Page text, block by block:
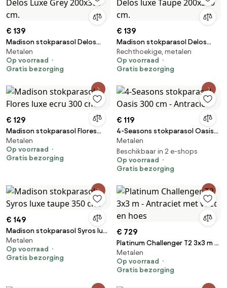
€ 139
Madison stokparasol Delos
Luxe Grey 200x300 cm.
Metalen
Op voorraad
Gratis bezorging
€ 139
Madison stokparasol Delos
luxe Taupe 200x300 cm.
Rechthoekige, metalen
Op voorraad
Gratis bezorging
€ 129
Madison stokparasol Flores
luxe ecru 300 cm.
Metalen
Op voorraad
Gratis bezorging
€ 119
4-Seasons stokparasol Oasis
300 cm - Antraciet
Metalen
Beschikbaar in 2 e-shops
Op voorraad
Gratis bezorging
€ 149
Madison stokparasol Syros luxe
taupe 350 cm.
Metalen
Op voorraad
Gratis bezorging
€ 729
Platinum Challenger T2 3x3 m -
Antraciet met voet en hoes
Metalen
Op voorraad
Gratis bezorging